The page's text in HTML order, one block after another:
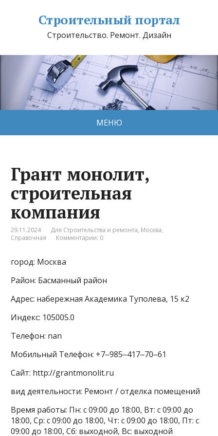
Строительный портал
Строительство. Ремонт. Дизайн
МЕНЮ
Грант монолит,
строительная
компания
29.11.2024 Для Строительства и ремонта, Москва,
Справочная
Комментарии: 0
город: Москва
Район: Басманный район
Адрес: набережная Академика Туполева, 15 к2
Индекс: 105005.0
Телефон: nan
Мобильный Телефон: +7‒985‒417‒70‒61
Сайт: http://grantmonolit.ru
вид деятельности: Ремонт / отделка помещений
Время работы: Пн: с 09:00 до 18:00, Вт: с 09:00 до
18:00, Ср: с 09:00 до 18:00, Чт: с 09:00 до 18:00, Пт: с
09:00 до 18:00, Сб: выходной, Вс: выходной